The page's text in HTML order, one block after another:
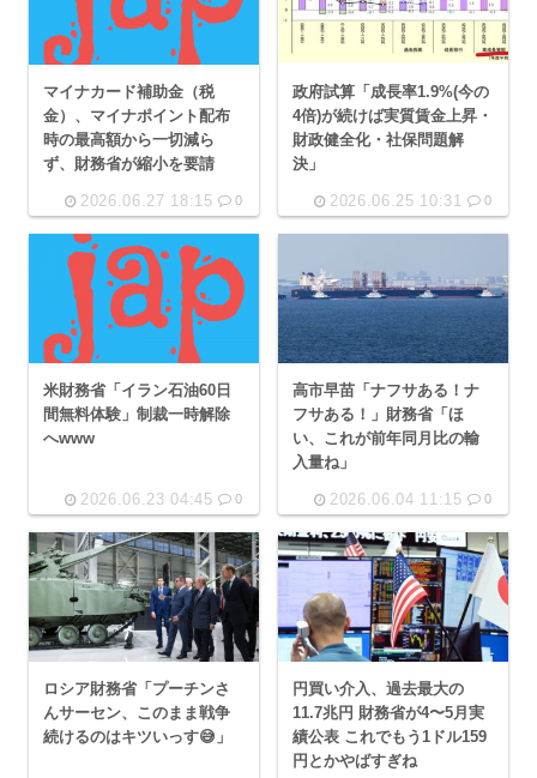
マイナカード補助金（税
金）、マイナポイント配布
時の最高額から一切減ら
ず、財務省が縮小を要請
2026.06.27 18:15 0
政府試算「成長率1.9%(今の
4倍)が続けば実質賃金上昇・
財政健全化・社保問題解
決」
2026.06.25 10:31 0
米財務省「イラン石油60日
間無料体験」制裁一時解除
へwww
2026.06.23 04:45 0
高市早苗「ナフサある！ナ
フサある！」財務省「ほ
い、これが前年同月比の輸
入量ね」
2026.06.04 11:15 0
ロシア財務省「プーチンさ
んサーセン、このまま戦争
続けるのはキツいっす😅」
円買い介入、過去最大の
11.7兆円 財務省が4〜5月実
績公表 これでもう1ドル159
円とかやばすぎね